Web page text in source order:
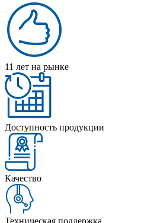
11 лет на рынке
Доступность продукции
Качество
Техническая поддержка